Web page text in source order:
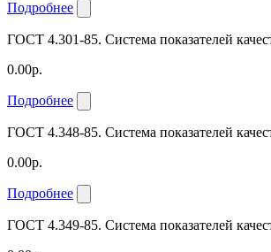
Подробнее
ГОСТ 4.301-85. Система показателей
0.00р.
Подробнее
ГОСТ 4.348-85. Система показателей
0.00р.
Подробнее
ГОСТ 4.349-85. Система показателей